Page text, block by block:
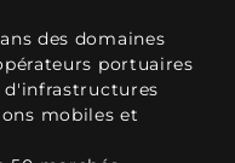
des domaines
portuaires
d'infrastructures
mobiles et